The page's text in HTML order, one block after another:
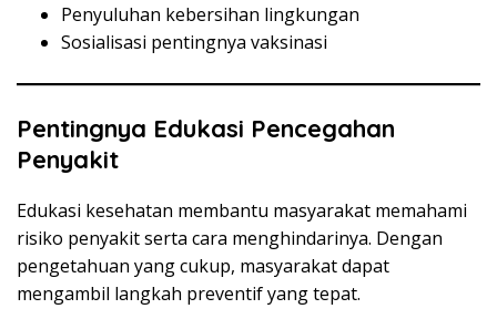
Penyuluhan kebersihan lingkungan
Sosialisasi pentingnya vaksinasi
Pentingnya Edukasi Pencegahan
Penyakit
Edukasi kesehatan membantu masyarakat memahami
risiko penyakit serta cara menghindarinya. Dengan
pengetahuan yang cukup, masyarakat dapat
mengambil langkah preventif yang tepat.